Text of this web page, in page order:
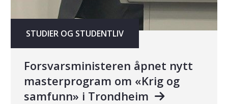
STUDIER OG STUDENTLIV
Forsvarsministeren åpnet nytt
masterprogram om «Krig og
samfunn» i Trondheim